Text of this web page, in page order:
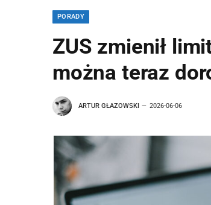
PORADY
ZUS zmienił
można teraz
ARTUR GŁAZOWSKI 2026-06-06